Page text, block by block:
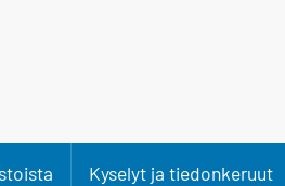
Kyselyt ja tiedonkeruut